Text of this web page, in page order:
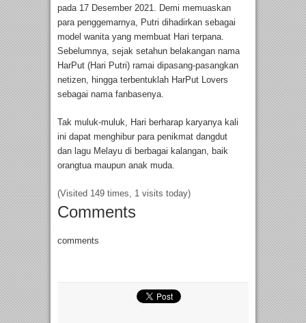
pada 17 Desember 2021. Demi memuaskan
para penggemarnya, Putri dihadirkan sebagai
model wanita yang membuat Hari terpana.
Sebelumnya, sejak setahun belakangan nama
HarPut (Hari Putri) ramai dipasang-pasangkan
netizen, hingga terbentuklah HarPut Lovers
sebagai nama fanbasenya.
Tak muluk-muluk, Hari berharap karyanya kali
ini dapat menghibur para penikmat dangdut
dan lagu Melayu di berbagai kalangan, baik
orangtua maupun anak muda.
(Visited 149 times, 1 visits today)
Comments
comments